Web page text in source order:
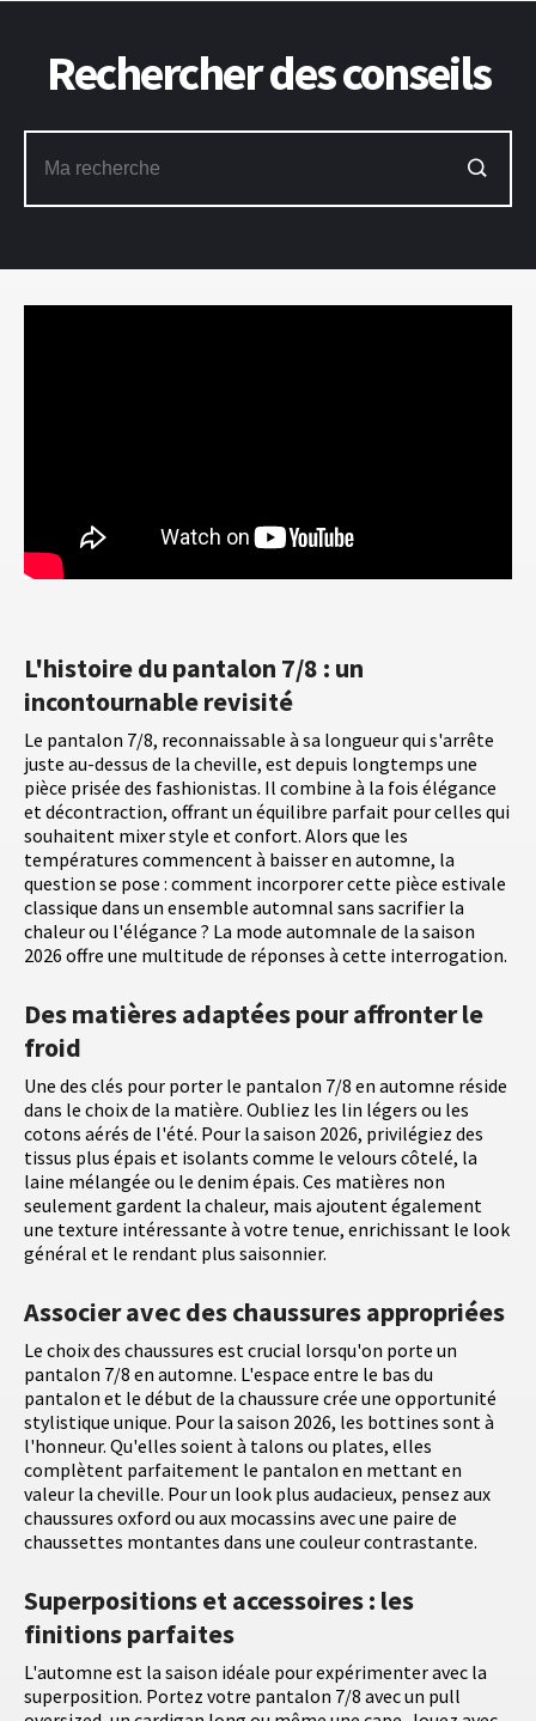
L'histoire du pantalon 7/8 : un
incontournable revisité
Le pantalon 7/8, reconnaissable à sa longueur qui s'arrête
juste au-dessus de la cheville, est depuis longtemps une
pièce prisée des fashionistas. Il combine à la fois élégance
et décontraction, offrant un équilibre parfait pour celles qui
souhaitent mixer style et confort. Alors que les
températures commencent à baisser en automne, la
question se pose : comment incorporer cette pièce estivale
classique dans un ensemble automnal sans sacrifier la
chaleur ou l'élégance ? La mode automnale de la saison
2026 offre une multitude de réponses à cette interrogation.
Des matières adaptées pour affronter le
froid
Une des clés pour porter le pantalon 7/8 en automne réside
dans le choix de la matière. Oubliez les lin légers ou les
cotons aérés de l'été. Pour la saison 2026, privilégiez des
tissus plus épais et isolants comme le velours côtelé, la
laine mélangée ou le denim épais. Ces matières non
seulement gardent la chaleur, mais ajoutent également
une texture intéressante à votre tenue, enrichissant le look
général et le rendant plus saisonnier.
Associer avec des chaussures appropriées
Le choix des chaussures est crucial lorsqu'on porte un
pantalon 7/8 en automne. L'espace entre le bas du
pantalon et le début de la chaussure crée une opportunité
stylistique unique. Pour la saison 2026, les bottines sont à
l'honneur. Qu'elles soient à talons ou plates, elles
complètent parfaitement le pantalon en mettant en
valeur la cheville. Pour un look plus audacieux, pensez aux
chaussures oxford ou aux mocassins avec une paire de
chaussettes montantes dans une couleur contrastante.
Superpositions et accessoires : les
finitions parfaites
L'automne est la saison idéale pour expérimenter avec la
superposition. Portez votre pantalon 7/8 avec un pull
Rechercher des conseils